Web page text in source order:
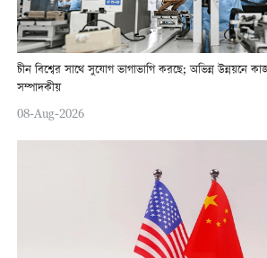
চীন বিশ্বের সাথে সুযোগ ভাগাভাগি করছে; অভিন্ন উন্নয়নে
সম্পাদকীয়
08-Aug-2026